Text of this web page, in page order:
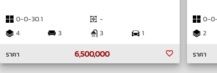
0-0-30.1
-
4
3 3
1
ราคา
6,500,000
0-
2
ราคา